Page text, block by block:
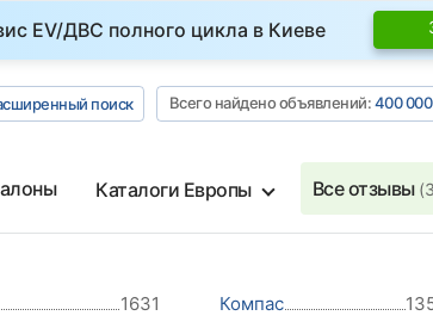
EV/ДВС полного цикла в Киеве
поиск Всего найдено объявлений:400 000
Каталоги Европы Все отзывы
1631 Компас